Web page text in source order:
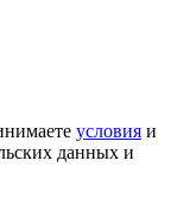
условия и
данных и